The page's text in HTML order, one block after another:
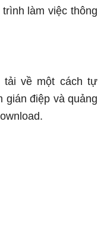
làm việc thông
tải về một cách tự
gián điệp và quảng